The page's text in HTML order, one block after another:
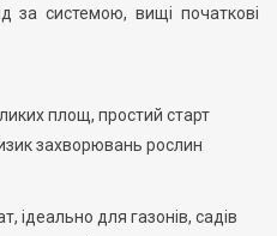
за системою, вищі початкові
площ, простий старт
захворювань рослин
ідеально для газонів, садів